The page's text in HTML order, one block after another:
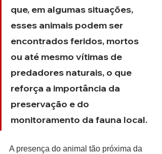
que, em algumas situações,
esses animais podem ser
encontrados feridos, mortos
ou até mesmo vítimas de
predadores naturais, o que
reforça a importância da
preservação e do
monitoramento da fauna local.
A presença do animal tão próxima da